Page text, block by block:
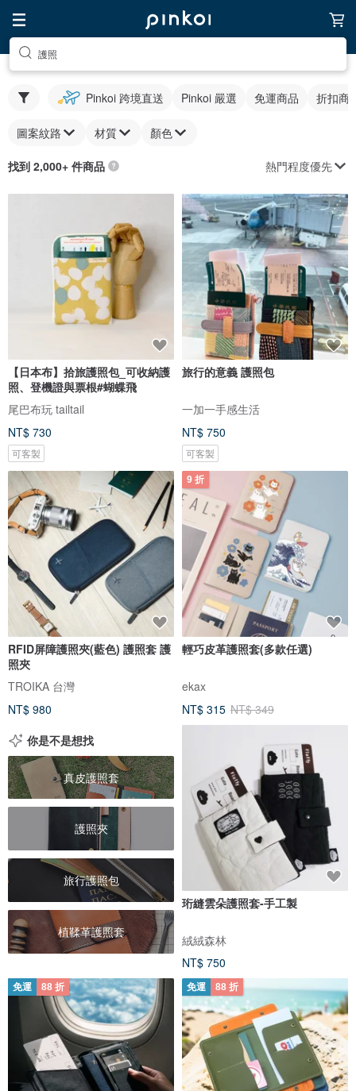
護照
Pinkoi 跨境直送 Pinkoi 嚴選 免運商品 折扣商
圖案紋路 材質 顏色
找到 2,000+ 件商品 熱門程度優先
【日本布】拾旅護照包_可收納護
照、登機證與票根#蝴蝶飛
尾巴布玩 tailtail
NT$ 730
可客製
旅行的意義 護照包
一加一手感生活
NT$ 750
可客製
RFID屏障護照夾(藍色) 護照套 護
照夾
TROIKA 台灣
NT$ 980
9 折
輕巧皮革護照套(多款任選)
ekax
NT$ 315 NT$ 349
你是不是想找
真皮護照套
護照夾
旅行護照包
植鞣革護照套
珩縫雲朵護照套-手工製
絨絨森林
NT$ 750
免運 88 折 免運 88 折